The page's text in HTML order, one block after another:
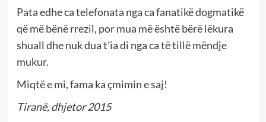
Pata edhe ca telefonata nga ca fanatikë dogmatikë
që më bënë rrezil, por mua më është bërë lëkura
shuall dhe nuk dua t’ia di nga ca të tillë mëndje
mukur.
Miqtë e mi, fama ka çmimin e saj!
Tiranë, dhjetor 2015